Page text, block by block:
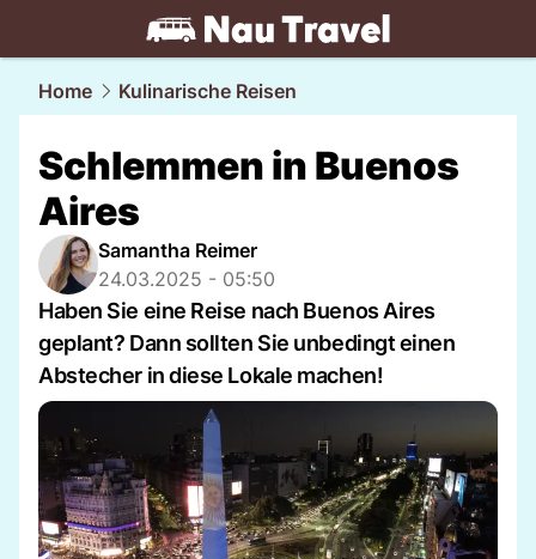
travel.NAU.ch
Home Kulinarische Reisen
Schlemmen in Buenos
Aires
Samantha Reimer
24.03.2025 - 05:50
Haben Sie eine Reise nach Buenos Aires
geplant? Dann sollten Sie unbedingt einen
Abstecher in diese Lokale machen!